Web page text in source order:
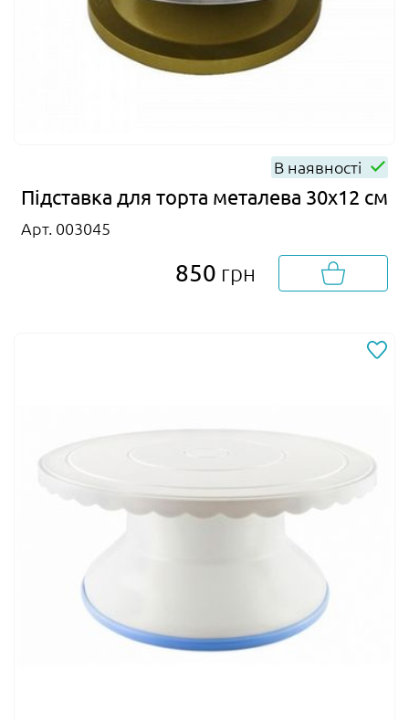
В наявності
Підставка для торта металева 30х12 см
Арт. 003045
850 грн